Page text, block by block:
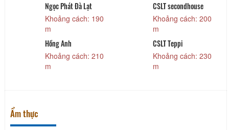
Ngọc Phát Đà Lạt
Khoảng cách: 190
m
CSLT secondhouse
Khoảng cách: 200
m
Hồng Anh
Khoảng cách: 210
m
CSLT Teppi
Khoảng cách: 230
m
Ẩm thực